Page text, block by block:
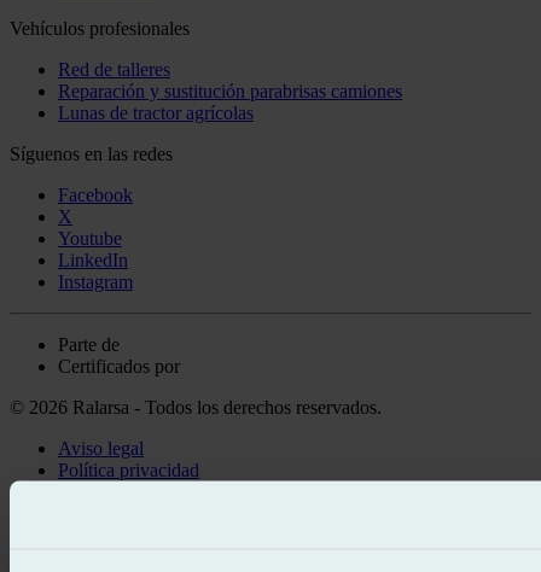
Vehículos profesionales
Red de talleres
Reparación y sustitución parabrisas camiones
Lunas de tractor agrícolas
Síguenos en las redes
Facebook
X
Youtube
LinkedIn
Instagram
Parte de
Certificados por
© 2026 Ralarsa - Todos los derechos reservados.
Aviso legal
Política privacidad